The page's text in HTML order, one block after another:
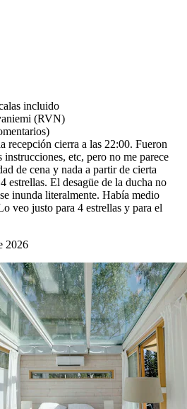
incluido
(RVN)
recepción cierra a las 22:00. Fueron
instrucciones, etc, pero no me parece
de cena y nada a partir de cierta
estrellas. El desagüe de la ducha no
inunda literalmente. Había medio
veo justo para 4 estrellas y para el
2026